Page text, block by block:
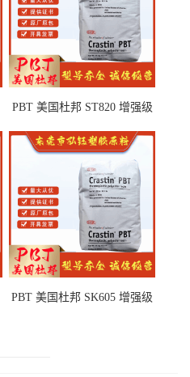
PBT 美国杜邦 ST820 增强级
PBT 美国杜邦 SK605 增强级